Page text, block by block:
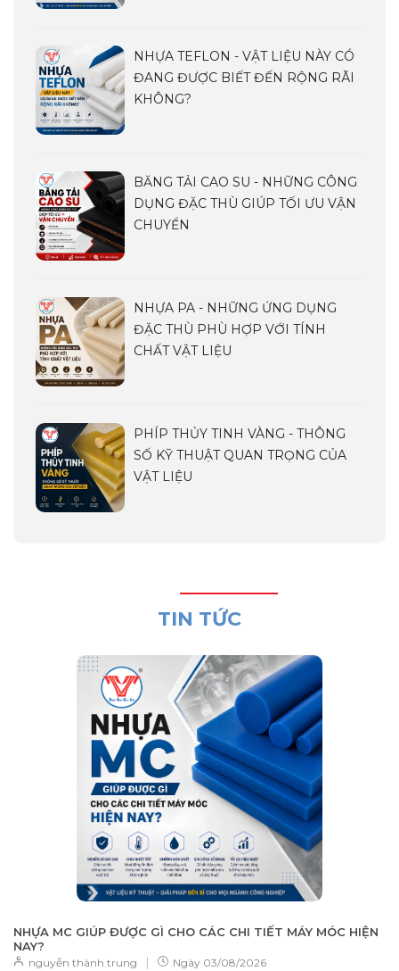
NHỰA TEFLON - VẬT LIỆU NÀY CÓ
ĐANG ĐƯỢC BIẾT ĐẾN RỘNG RÃI
KHÔNG?
BĂNG TẢI CAO SU - NHỮNG CÔNG
DỤNG ĐẶC THÙ GIÚP TỐI ƯU VẬN
CHUYỂN
NHỰA PA - NHỮNG ỨNG DỤNG
ĐẶC THÙ PHÙ HỢP VỚI TÍNH
CHẤT VẬT LIỆU
PHÍP THỦY TINH VÀNG - THÔNG
SỐ KỸ THUẬT QUAN TRỌNG CỦA
VẬT LIỆU
TIN TỨC
NHỰA MC GIÚP ĐƯỢC GÌ CHO CÁC CHI TIẾT MÁY MÓC HIỆN
NAY?
nguyễn thành trung | Ngày 03/08/2026